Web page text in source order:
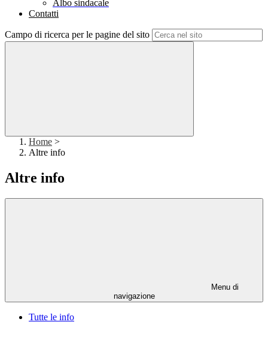
Albo sindacale
Contatti
Campo di ricerca per le pagine del sito
Home >
Altre info
Altre info
Menu di
navigazione
Tutte le info